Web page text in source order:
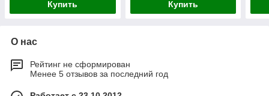
Купить Купить
О нас
Рейтинг не сформирован
Менее 5 отзывов за последний год